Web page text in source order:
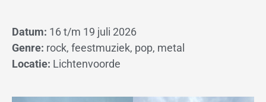
Datum: 16 t/m 19 juli 2026
Genre: rock, feestmuziek, pop, metal
Locatie: Lichtenvoorde